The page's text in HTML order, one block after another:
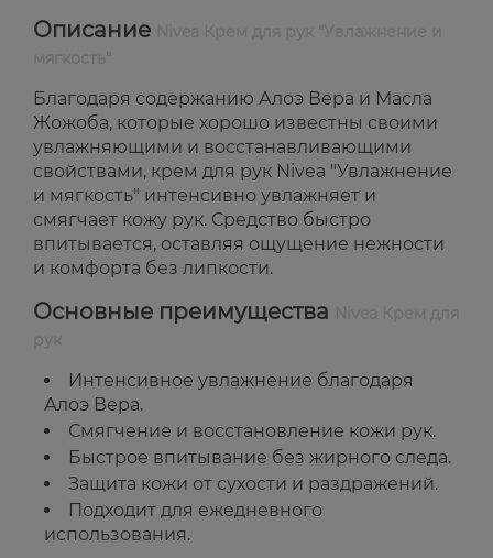
Описание
Благодаря содержанию Алоэ Вера и Масла
Жожоба, которые хорошо известны своими
увлажняющими и восстанавливающими
свойствами, крем для рук Nivea "Увлажнение
и мягкость" интенсивно увлажняет и
смягчает кожу рук. Средство быстро
впитывается, оставляя ощущение нежности
и комфорта без липкости.
Основные преимущества
Интенсивное увлажнение благодаря
Алоэ Вера.
Смягчение и восстановление кожи рук.
Быстрое впитывание без жирного следа.
Защита кожи от сухости и раздражений.
Подходит для ежедневного
использования.